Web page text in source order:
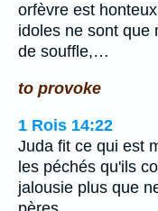
orfèvre est
idoles ne sont que
de souffle,…
to provoke
1 Rois 14:22
Juda fit ce qui est
les péchés qu'ils
jalousie plus que